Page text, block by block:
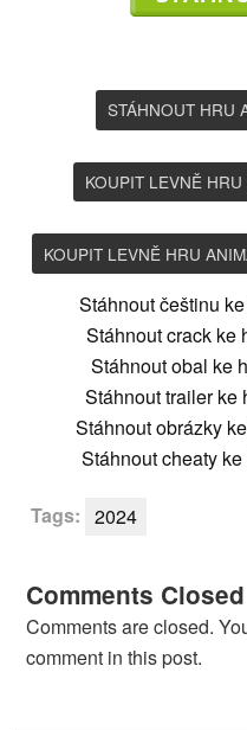
STÁHNOUT HRU
KOUPIT LEVNĚ
KOUPIT LEVNĚ HRU
Stáhnout češtinu
Stáhnout crack ke
Stáhnout obal ke
Stáhnout trailer ke
Stáhnout obrázky
Stáhnout cheaty
Tags: 2024
Comments Closed
Comments are closed.
comment in this post.